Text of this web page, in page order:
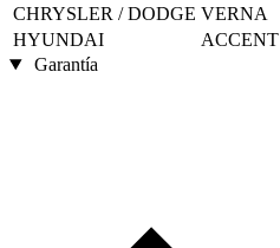
CHRYSLER / DODGE VERNA
HYUNDAI
ACCENT
Garantía